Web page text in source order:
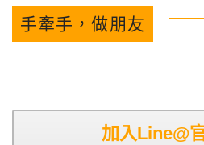
手牽手，做朋友
加入Line@